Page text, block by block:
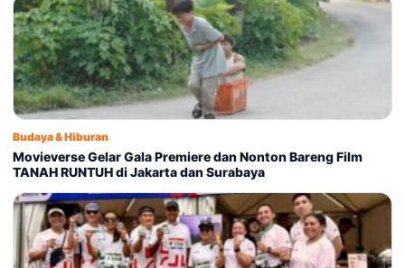
Budaya & Hiburan
Movieverse Gelar Gala Premiere dan Nonton Bareng Film
TANAH RUNTUH di Jakarta dan Surabaya